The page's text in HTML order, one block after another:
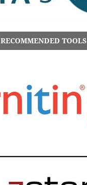
RECOMMENDED TOOLS